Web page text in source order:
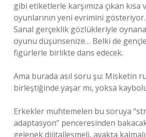
gibi etiketlerle karşımıza çıkan
oyunlarının yeni evrimini gösteriyor.
Sanal gerçeklik gözlükleriyle
oyunu düşünsenize… Belki de
figürlerle birlikte dans edecek.
Ama burada asıl soru şu: Misketin
birleştiğinde yaşar mı, yoksa
Erkekler muhtemelen bu soruya
adaptasyon” penceresinden
gelenek dijitalleşmeli, ayakta